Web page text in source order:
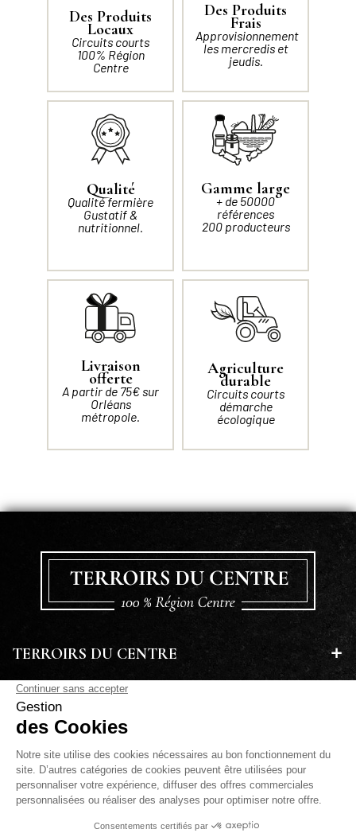
Des Produits
Locaux
Circuits courts
100% Région
Centre
Des Produits
Frais
Approvisionnement
les mercredis et
jeudis.
Qualité
Qualité fermière
Gustatif &
nutritionnel.
Gamme large
+ de 50000
références
200 producteurs
Livraison
offerte
A partir de 75€ sur
Orléans
métropole.
Agriculture
durable
Circuits courts
démarche
écologique
TERROIRS DU CENTRE
EN SAVOIR PLUS
A PROPOS
LETTRE D'INFORMATIONS
PAIEMENT SÉCURISÉ